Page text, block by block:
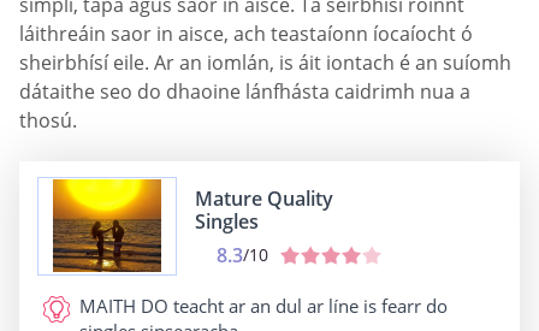
láithreáin saor in aisce, ach teastaíonn íocaíocht ó
sheirbhísí eile. Ar an iomlán, is áit iontach é an suíomh
dátaithe seo do dhaoine lánfhásta caidrimh nua a
thosú.
Mature Quality
Singles
8.3/10
MAITH DO teacht ar an dul ar líne is fearr do